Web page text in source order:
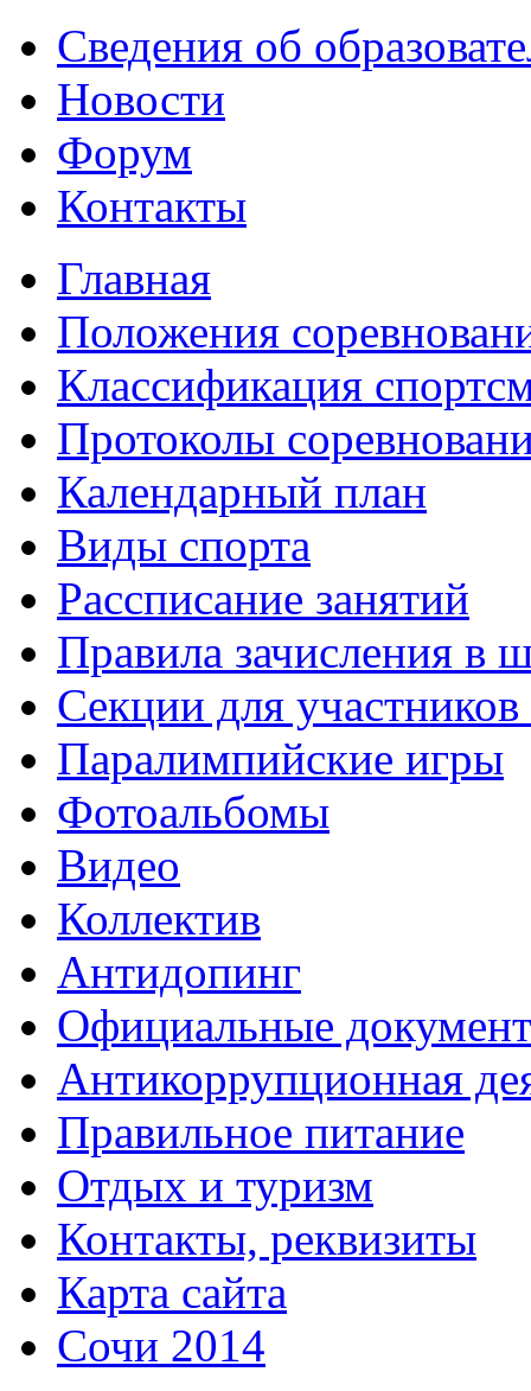
Сведения об
Новости
Форум
Контакты
Главная
Положения
Классификация
Протоколы
Календарный план
Виды спорта
Рассписание занятий
Правила зачисления в
Секции для
Паралимпийские игры
Фотоальбомы
Видео
Коллектив
Антидопинг
Официальные
Антикоррупционная
Правильное питание
Отдых и туризм
Контакты, реквизиты
Карта сайта
Сочи 2014